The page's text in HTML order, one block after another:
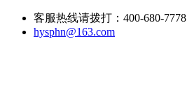
客服热线请拨打：400-680-7778
hysphn@163.com